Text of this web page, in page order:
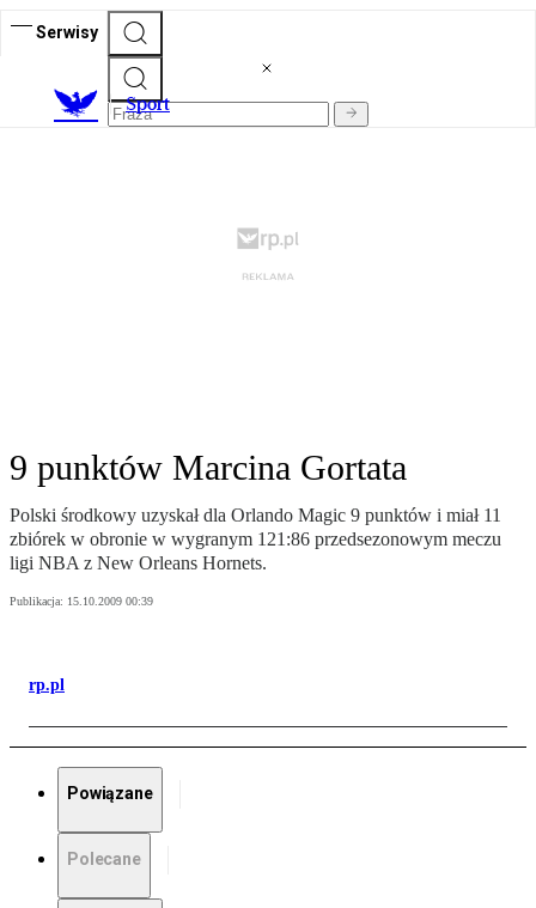
Serwisy
Sport
9 punktów Marcina Gortata
Polski środkowy uzyskał dla Orlando Magic 9 punktów i miał 11
zbiórek w obronie w wygranym 121:86 przedsezonowym meczu
ligi NBA z New Orleans Hornets.
Publikacja: 15.10.2009 00:39
rp.pl
Powiązane
Polecane